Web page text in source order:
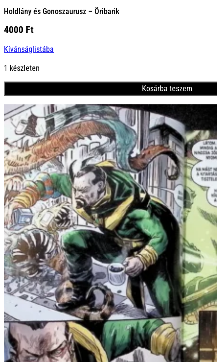
Holdlány és Gonoszaurusz – Öribarik
4000 Ft
Kívánságlistába
1 készleten
Kosárba teszem